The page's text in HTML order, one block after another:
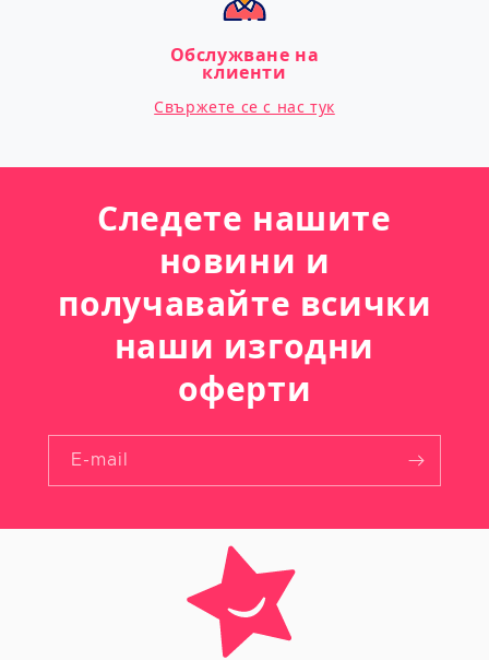
Обслужване на
клиенти
Свържете се с нас тук
Следете нашите
новини и
получавайте всички
наши изгодни
оферти
E-mail